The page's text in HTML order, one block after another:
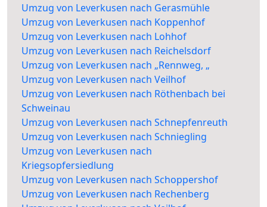
Umzug von Leverkusen nach Gerasmühle
Umzug von Leverkusen nach Koppenhof
Umzug von Leverkusen nach Lohhof
Umzug von Leverkusen nach Reichelsdorf
Umzug von Leverkusen nach „Rennweg, „
Umzug von Leverkusen nach Veilhof
Umzug von Leverkusen nach Röthenbach bei
Schweinau
Umzug von Leverkusen nach Schnepfenreuth
Umzug von Leverkusen nach Schniegling
Umzug von Leverkusen nach
Kriegsopfersiedlung
Umzug von Leverkusen nach Schoppershof
Umzug von Leverkusen nach Rechenberg